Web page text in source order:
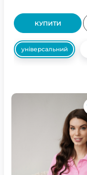
КУПИТИ
універсальний